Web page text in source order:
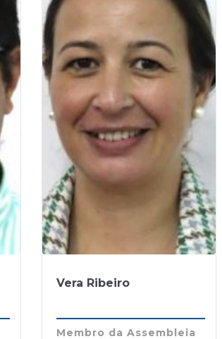
Vera Ribeiro
Membro da Assembleia